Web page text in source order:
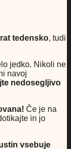
tedensko, tudi
jedko. Nikoli ne
navoj
nedosegljivo
Če je na
in jo
vsebuje